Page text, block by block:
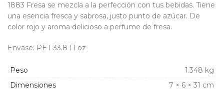
1883 Fresa se mezcla a la perfección con tus bebidas. Tiene
una esencia fresca y sabrosa, justo punto de azúcar. De
color rojo y aroma delicioso a perfume de fresa.
Envase: PET 33.8 Fl oz
Peso
1.348 kg
Dimensiones
7 × 6 × 31 cm